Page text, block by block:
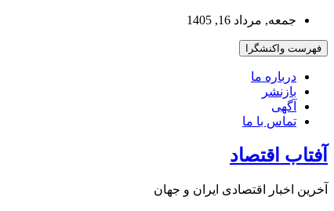
بروید
جمعه, مرداد 16, 1405
فهرست واکنشگرا
درباره ما
بازنشر
آگهی
تماس با ما
آفتاب اقتصاد
آخرین اخبار اقتصادی ایران و جهان